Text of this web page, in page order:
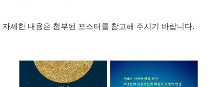
자세한 내용은 첨부된 포스터를 참고해 주시기 바랍니다.